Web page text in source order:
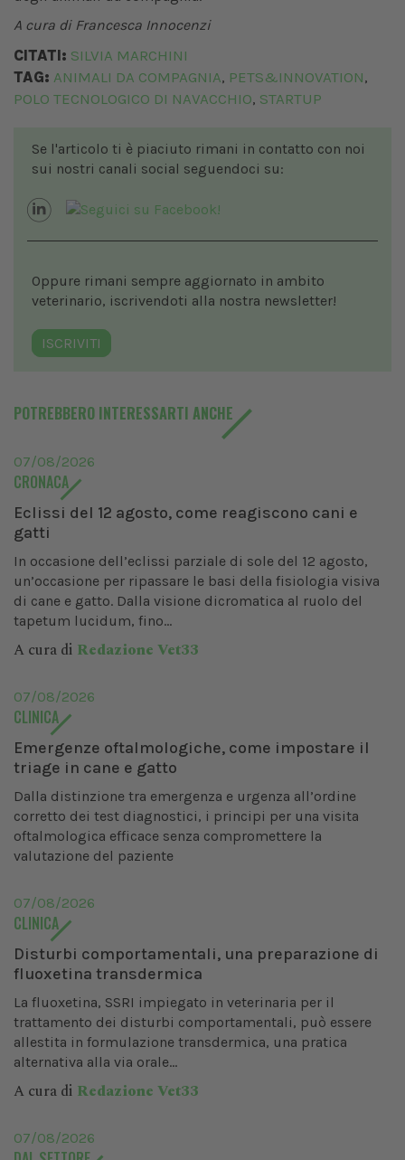
A cura di Francesca Innocenzi
CITATI: SILVIA MARCHINI
TAG: ANIMALI DA COMPAGNIA, PETS&INNOVATION,
POLO TECNOLOGICO DI NAVACCHIO, STARTUP
Se l'articolo ti è piaciuto rimani in contatto con noi
sui nostri canali social seguendoci su:
Oppure rimani sempre aggiornato in ambito
veterinario, iscrivendoti alla nostra newsletter!
ISCRIVITI
POTREBBERO INTERESSARTI ANCHE
07/08/2026
CRONACA
Eclissi del 12 agosto, come reagiscono cani e
gatti
In occasione dell’eclissi parziale di sole del 12 agosto,
un’occasione per ripassare le basi della fisiologia visiva
di cane e gatto. Dalla visione dicromatica al ruolo del
tapetum lucidum, fino...
A cura di Redazione Vet33
07/08/2026
CLINICA
Emergenze oftalmologiche, come impostare il
triage in cane e gatto
Dalla distinzione tra emergenza e urgenza all’ordine
corretto dei test diagnostici, i principi per una visita
oftalmologica efficace senza compromettere la
valutazione del paziente
07/08/2026
CLINICA
Disturbi comportamentali, una preparazione di
fluoxetina transdermica
La fluoxetina, SSRI impiegato in veterinaria per il
trattamento dei disturbi comportamentali, può essere
allestita in formulazione transdermica, una pratica
alternativa alla via orale...
A cura di Redazione Vet33
07/08/2026